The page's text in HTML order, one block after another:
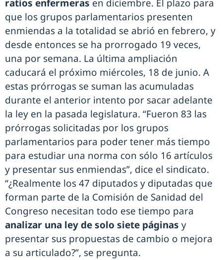
ratios enfermeras en diciembre. El plazo para
que los grupos parlamentarios presenten
enmiendas a la totalidad se abrió en febrero, y
desde entonces se ha prorrogado 19 veces,
una por semana. La última ampliación
caducará el próximo miércoles, 18 de junio. A
estas prórrogas se suman las acumuladas
durante el anterior intento por sacar adelante
la ley en la pasada legislatura. “Fueron 83 las
prórrogas solicitadas por los grupos
parlamentarios para poder tener más tiempo
para estudiar una norma con sólo 16 artículos
y presentar sus enmiendas”, dice el sindicato.
“¿Realmente los 47 diputados y diputadas que
forman parte de la Comisión de Sanidad del
Congreso necesitan todo ese tiempo para
analizar una ley de solo siete páginas y
presentar sus propuestas de cambio o mejora
a su articulado?”, se pregunta.